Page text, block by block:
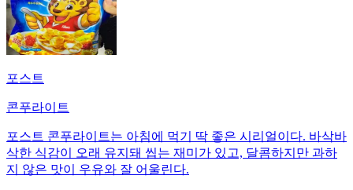
포스트
콘푸라이트
포스트 콘푸라이트는 아침에 먹기 딱 좋은 시리얼이다. 바삭바
삭한 식감이 오래 유지돼 씹는 재미가 있고, 달콤하지만 과하
지 않은 맛이 우유와 잘 어울린다.